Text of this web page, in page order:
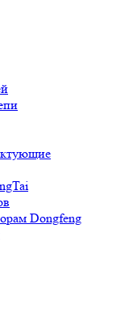
Dongfeng